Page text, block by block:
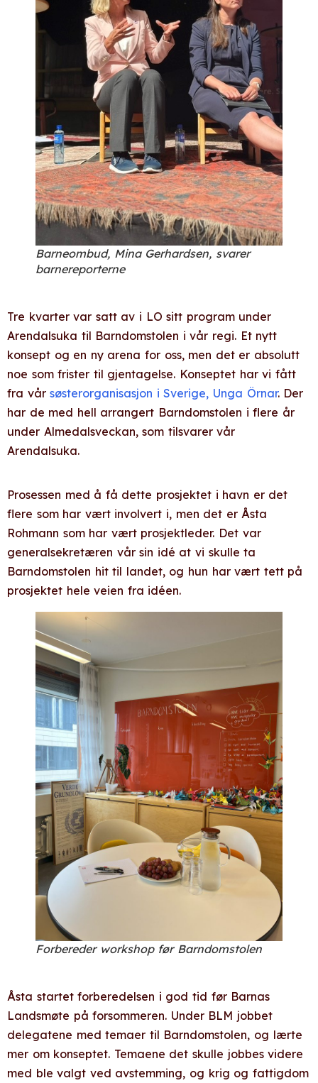
Barneombud, Mina Gerhardsen, svarer
barnereporterne
Tre kvarter var satt av i LO sitt program under
Arendalsuka til Barndomstolen i vår regi. Et nytt
konsept og en ny arena for oss, men det er absolutt
noe som frister til gjentagelse. Konseptet har vi fått
fra vårsøsterorganisasjon i Sverige, Unga Örnar. Der
har de med hell arrangert Barndomstolen i flere år
under Almedalsveckan, som tilsvarer vår
Arendalsuka.
Prosessen med å få dette prosjektet i havn er det
flere som har vært involvert i, men det er Åsta
Rohmann som har vært prosjektleder. Det var
generalsekretæren vår sin idé at vi skulle ta
Barndomstolen hit til landet, og hun har vært tett på
prosjektet hele veien fra idéen.
Forbereder workshop før Barndomstolen
Åsta startet forberedelsen i god tid før Barnas
Landsmøte på forsommeren. Under BLM jobbet
delegatene med temaer til Barndomstolen, og lærte
mer om konseptet. Temaene det skulle jobbes videre
med ble valgt ved avstemming, og krig og fattigdom